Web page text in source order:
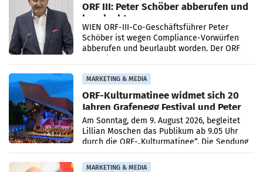
ORF III: Peter Schöber abberufen und
beurlaubt
WIEN ORF-III-Co-Geschäftsführer Peter
Schöber ist wegen Compliance-Vorwürfen
abberufen und beurlaubt worden. Der ORF
MARKETING & MEDIA
ORF-Kulturmatinee widmet sich 20
Jahren Grafenegg Festival und Peter
Simonischek
Am Sonntag, dem 9. August 2026, begleitet
Lillian Moschen das Publikum ab 9.05 Uhr
durch die ORF-„Kulturmatinee“. Die Sendung
startet mit der Dokumentation „20 Jahre
Grafenegg
MARKETING & MEDIA